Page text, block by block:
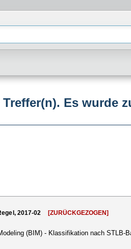
Es wurde
2017-02 [ZURÜCKGEZOGEN]
(BIM) - Klassifikation nach STLB-